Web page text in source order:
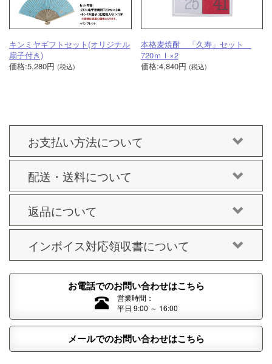
キンミヤギフトセット(オリジナル
扇子付き)
価格:5,280円 (税込)
本格麦焼酎 「久寿」セット
720ｍｌ×2
価格:4,840円 (税込)
お支払い方法について
配送・送料について
返品について
インボイス対応領収書について
お電話でのお問い合わせはこちら
営業時間：
平日 9:00 ～ 16:00
メールでのお問い合わせはこちら